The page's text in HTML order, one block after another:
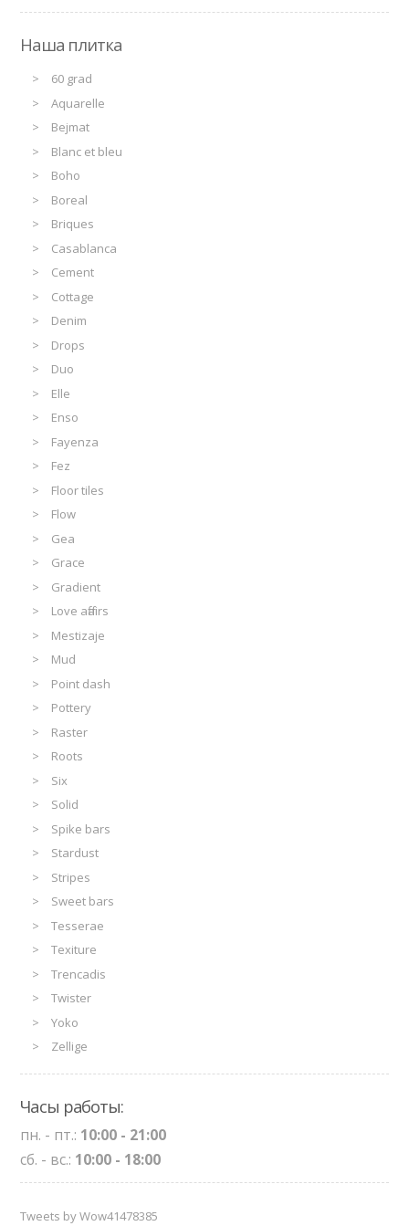
Наша плитка
60 grad
Aquarelle
Bejmat
Blanc et bleu
Boho
Boreal
Briques
Casablanca
Cement
Cottage
Denim
Drops
Duo
Elle
Enso
Fayenza
Fez
Floor tiles
Flow
Gea
Grace
Gradient
Love affairs
Mestizaje
Mud
Point dash
Pottery
Raster
Roots
Six
Solid
Spike bars
Stardust
Stripes
Sweet bars
Tesserae
Texiture
Trencadis
Twister
Yoko
Zellige
Часы работы:
пн. - пт.: 10:00 - 21:00
сб. - вс.: 10:00 - 18:00
Tweets by Wow41478385